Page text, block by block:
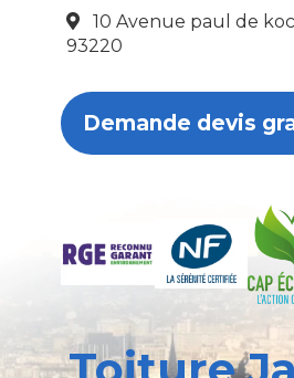
10 Avenue paul de
93220
Demande devis